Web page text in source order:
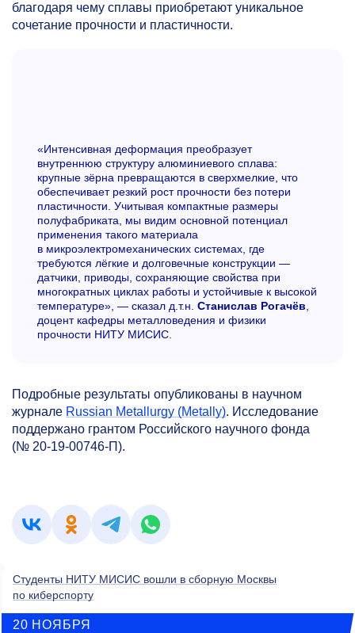
благодаря чему сплавы приобретают уникальное
сочетание прочности и пластичности.
«Интенсивная деформация преобразует
внутреннюю структуру алюминиевого сплава:
крупные зёрна превращаются в сверхмелкие, что
обеспечивает резкий рост прочности без потери
пластичности. Учитывая компактные размеры
полуфабриката, мы видим основной потенциал
применения такого материала
в микроэлектромеханических системах, где
требуются лёгкие и долговечные конструкции —
датчики, приводы, сохраняющие свойства при
многократных циклах работы и устойчивые к высокой
температуре», — сказал д.т.н. Станислав Рогачёв,
доцент кафедры металловедения и физики
прочности НИТУ МИСИС.
Подробные результаты опубликованы в научном
журнале Russian Metallurgy (Metally). Исследование
поддержано грантом Российского научного фонда
(№ 20-19-00746-П).
Студенты НИТУ МИСИС вошли в сборную Москвы
по киберспорту
20 НОЯБРЯ